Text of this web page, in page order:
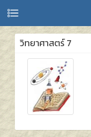
วิทยาศาสตร์ 7